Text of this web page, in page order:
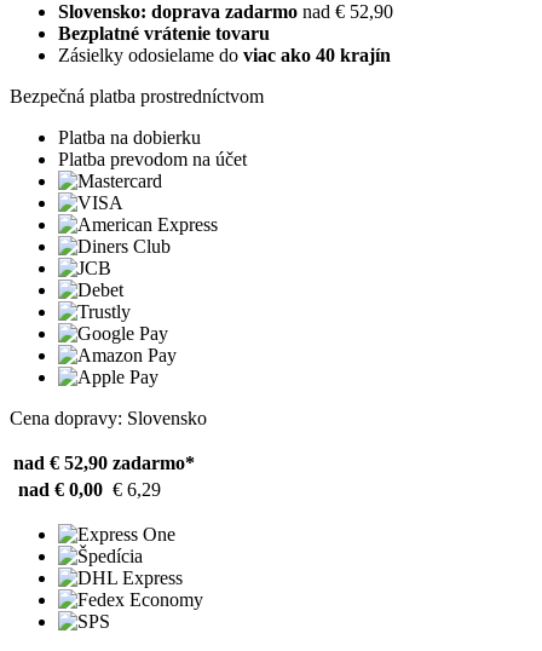
Slovensko: doprava zadarmo nad € 52,90
Bezplatné vrátenie tovaru
Zásielky odosielame do viac ako 40 krajín
Bezpečná platba prostredníctvom
Platba na dobierku
Platba prevodom na účet
Cena dopravy: Slovensko
nad € 52,90 zadarmo*
nad € 0,00 € 6,29